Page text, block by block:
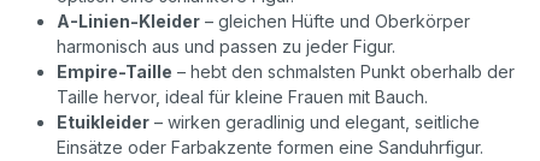
A-Linien-Kleider – gleichen Hüfte und Oberkörper
harmonisch aus und passen zu jeder Figur.
Empire-Taille – hebt den schmalsten Punkt oberhalb der
Taille hervor, ideal für kleine Frauen mit Bauch.
Etuikleider – wirken geradlinig und elegant, seitliche
Einsätze oder Farbakzente formen eine Sanduhrfigur.